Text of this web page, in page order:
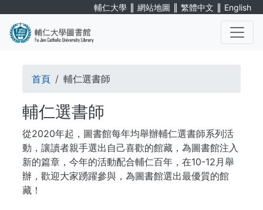
main
輔仁大學 ∥ 網站地圖 ∥ 繁體中文 ∥ English
Breadcrumb
首頁 輔仁選書師
輔仁選書師
從2020年起，圖書館每年均舉辦輔仁選書師系列活
動，讓讀者親手選出自己喜歡的館藏，為圖書館注入
新的篇章，今年的活動配合輔仁百年，在10-12月舉
辦，歡迎大家踴躍參與，為圖書館選出最優質的館
藏！